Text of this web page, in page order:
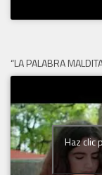
“LA PALABRA
Haz clic